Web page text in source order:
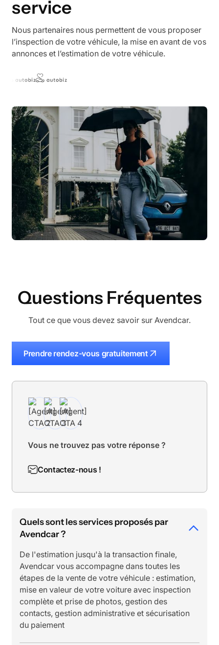
service
Nous partenaires nous permettent de vous proposer
l’inspection de votre véhicule, la mise en avant de vos
annonces et l’estimation de votre véhicule.
Questions Fréquentes
Tout ce que vous devez savoir sur Avendcar.
Prendre rendez-vous gratuitement
Vous ne trouvez pas votre réponse ?
Contactez-nous !
Quels sont les services proposés par
Avendcar ?
De l'estimation jusqu'à la transaction finale,
Avendcar vous accompagne dans toutes les
étapes de la vente de votre véhicule : estimation,
mise en valeur de votre voiture avec inspection
complète et prise de photos, gestion des
contacts, gestion administrative et sécurisation
du paiement